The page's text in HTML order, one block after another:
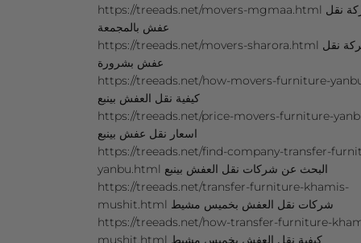
https://treeads.net/movers-mgmaa.html شركة نقل
عفش بالمجمعة
https://treeads.net/movers-sharora.html شركة نقل
عفش بشرورة
https://treeads.net/how-movers-furniture-
كيفية نقل العفش بينبع
https://treeads.net/price-movers-furniture-
اسعار نقل عفش بينبع
https://treeads.net/find-company-transfer-
yanbu.html البحث عن شركات نقل العفش بينبع
https://treeads.net/transfer-furniture-khamis-
mushit.html شركات نقل العفش بخميس مشيط
https://treeads.net/how-transfer-furniture-
mushit.html كيفية نقل العفش بخميس مشيط